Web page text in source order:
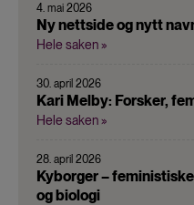
4. mai 2026
Ny nettside og nytt
Hele saken »
30. april 2026
Kari Melby: Forsker,
Hele saken »
28. april 2026
Kyborger –
og biologi